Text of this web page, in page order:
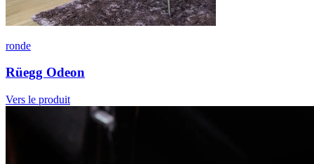
ronde
Rüegg Odeon
Vers le produit